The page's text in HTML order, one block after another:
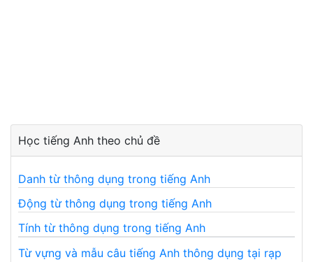
Học tiếng Anh theo chủ đề
Danh từ thông dụng trong tiếng Anh
Động từ thông dụng trong tiếng Anh
Tính từ thông dụng trong tiếng Anh
Từ vựng và mẫu câu tiếng Anh thông dụng tại rạp